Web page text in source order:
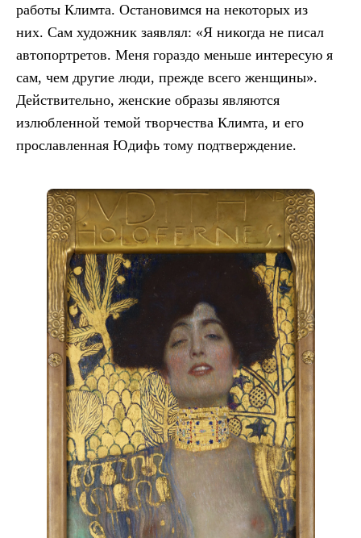
работы Климта. Остановимся на некоторых из
них. Сам художник заявлял: «Я никогда не писал
автопортретов. Меня гораздо меньше интересую я
сам, чем другие люди, прежде всего женщины».
Действительно, женские образы являются
излюбленной темой творчества Климта, и его
прославленная Юдифь тому подтверждение.